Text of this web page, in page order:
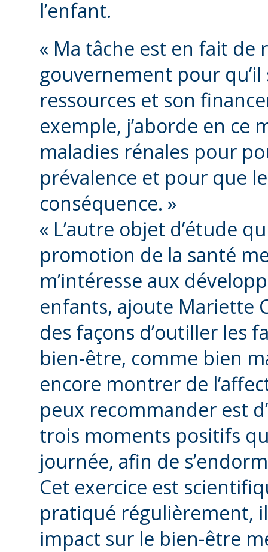
l’enfant.
« Ma tâche est en fait
gouvernement pour
ressources et son
exemple, j’aborde en ce
maladies rénales pour
prévalence et pour que
conséquence. »
« L’autre objet d’étude
promotion de la santé
m’intéresse aux
enfants, ajoute Mariette
des façons d’outiller les
bien-être, comme bien
encore montrer de
peux recommander est
trois moments positifs
journée, afin de
Cet exercice est
pratiqué régulièrement,
impact sur le bien-être